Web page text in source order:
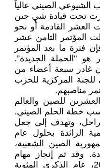
الشيوعي الصيني عالياً
مرت تحت قيادة شي جين
القادمة أو نحو
المؤتمر الثامن عشر
فترة ما بعد المؤتمر
"الحملة الجديدة”.
غادر سبعة أعضاء من
للجنة المركزية للحزب
مناصبهم.
للصين والعالم
خطة الحلم الصيني.
وتهدف إلى جعل
الرائدة بحلول عام
الصين الشعبية،
وقد تم إنجاز مهام
المرحلة الأولى، حتى عام 2021، عام الذكرى المئوية